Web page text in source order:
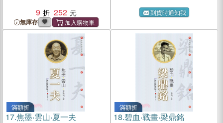
9
252
無庫存
到貨時通知我
滿額折
17.焦墨‧雲山‧夏一夫
滿額折
18.碧血‧戰畫‧梁鼎銘